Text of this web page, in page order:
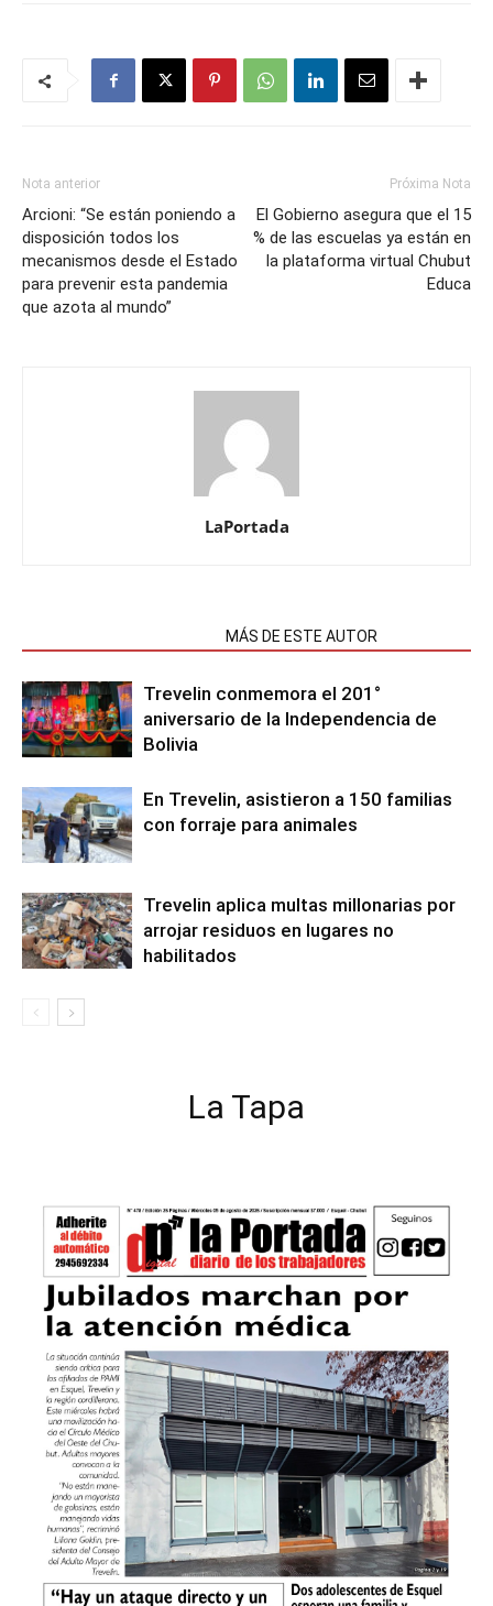
Nota anterior
Arcioni: “Se están poniendo a
disposición todos los
mecanismos desde el Estado
para prevenir esta pandemia
que azota al mundo”
Próxima Nota
El Gobierno asegura que el 15
% de las escuelas ya están en
la plataforma virtual Chubut
Educa
LaPortada
MÁS DE ESTE AUTOR
Trevelin conmemora el 201°
aniversario de la Independencia de
Bolivia
En Trevelin, asistieron a 150 familias
con forraje para animales
Trevelin aplica multas millonarias por
arrojar residuos en lugares no
habilitados
La Tapa